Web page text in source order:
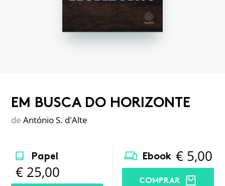
EM BUSCA DO HORIZONTE
de António S. d'Alte
Papel
€ 25,00
Ebook € 5,00
COMPRAR